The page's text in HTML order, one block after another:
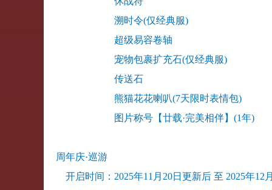
溯时令(仅经典服)
超级易容卷轴
宠物包裹扩充石(仅经典服)
传送石
熊猫花花喇叭(7天限时表情包)
图片称号【廿载·完美相伴】(1年)
周年庆·巡游
开启时间：2025年11月20日更新后 至 2025年12